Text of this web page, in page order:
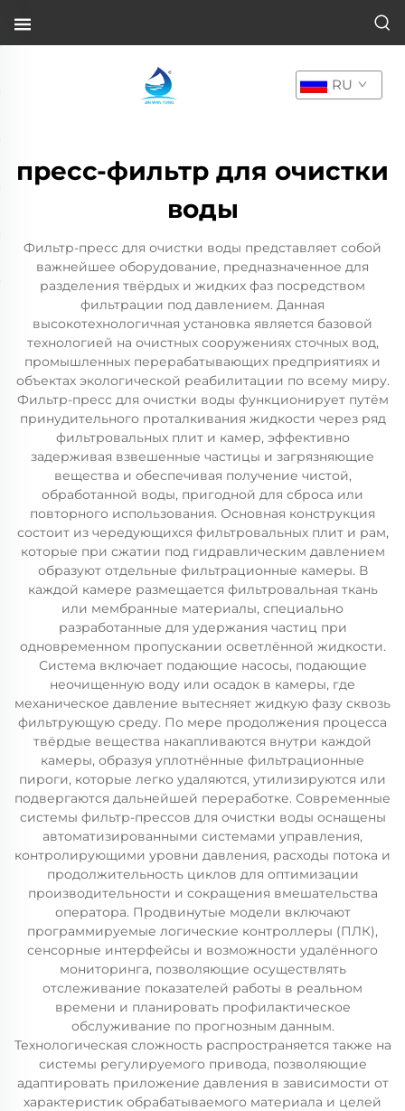
RU
пресс-фильтр для очистки
воды
Фильтр-пресс для очистки воды представляет собой
важнейшее оборудование, предназначенное для
разделения твёрдых и жидких фаз посредством
фильтрации под давлением. Данная
высокотехнологичная установка является базовой
технологией на очистных сооружениях сточных вод,
промышленных перерабатывающих предприятиях и
объектах экологической реабилитации по всему миру.
Фильтр-пресс для очистки воды функционирует путём
принудительного проталкивания жидкости через ряд
фильтровальных плит и камер, эффективно
задерживая взвешенные частицы и загрязняющие
вещества и обеспечивая получение чистой,
обработанной воды, пригодной для сброса или
повторного использования. Основная конструкция
состоит из чередующихся фильтровальных плит и рам,
которые при сжатии под гидравлическим давлением
образуют отдельные фильтрационные камеры. В
каждой камере размещается фильтровальная ткань
или мембранные материалы, специально
разработанные для удержания частиц при
одновременном пропускании осветлённой жидкости.
Система включает подающие насосы, подающие
неочищенную воду или осадок в камеры, где
механическое давление вытесняет жидкую фазу сквозь
фильтрующую среду. По мере продолжения процесса
твёрдые вещества накапливаются внутри каждой
камеры, образуя уплотнённые фильтрационные
пироги, которые легко удаляются, утилизируются или
подвергаются дальнейшей переработке. Современные
системы фильтр-прессов для очистки воды оснащены
автоматизированными системами управления,
контролирующими уровни давления, расходы потока и
продолжительность циклов для оптимизации
производительности и сокращения вмешательства
оператора. Продвинутые модели включают
программируемые логические контроллеры (ПЛК),
сенсорные интерфейсы и возможности удалённого
мониторинга, позволяющие осуществлять
отслеживание показателей работы в реальном
времени и планировать профилактическое
обслуживание по прогнозным данным.
Технологическая сложность распространяется также на
системы регулируемого привода, позволяющие
адаптировать приложение давления в зависимости от
характеристик обрабатываемого материала и целей